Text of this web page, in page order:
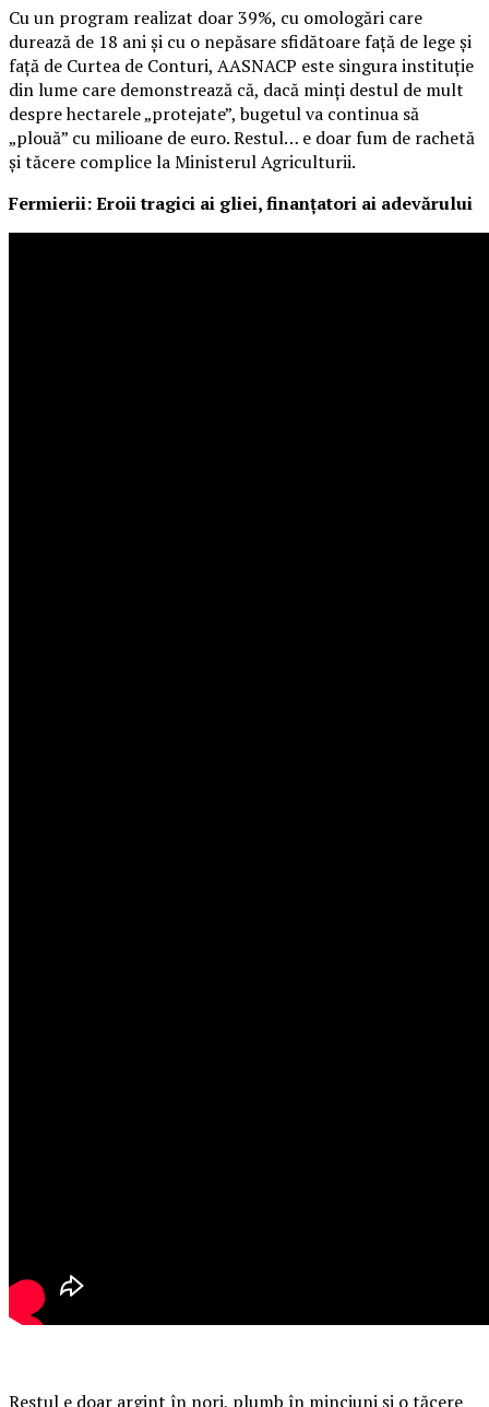
Cu un program realizat doar 39%, cu omologări care
durează de 18 ani și cu o nepăsare sfidătoare față de lege și
față de Curtea de Conturi, AASNACP este singura instituție
din lume care demonstrează că, dacă minți destul de mult
despre hectarele „protejate”, bugetul va continua să
„plouă” cu milioane de euro. Restul… e doar fum de rachetă
și tăcere complice la Ministerul Agriculturii.
Fermierii: Eroii tragici ai gliei, finanțatori ai adevărului
Restul e doar argint în nori, plumb în minciuni și o tăcere